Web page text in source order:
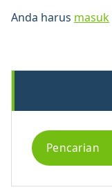
Anda harus masuk
Pencarian
untuk: